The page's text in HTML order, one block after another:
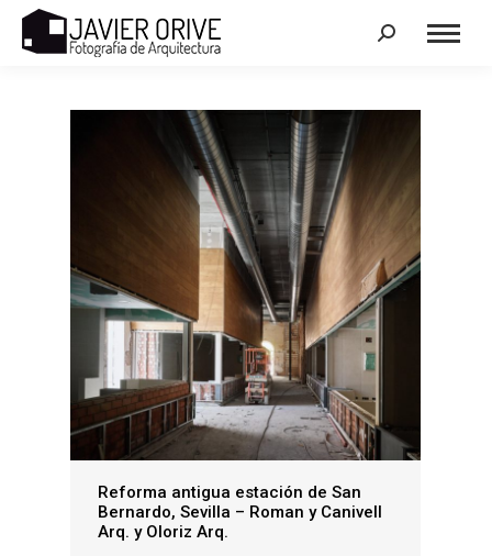
Search:
Reforma antigua estación de San
Bernardo, Sevilla – Roman y Canivell
Arq. y Oloriz Arq.